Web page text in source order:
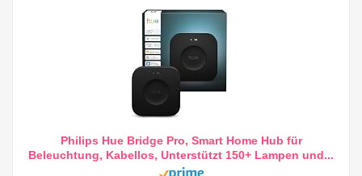
Philips Hue Bridge Pro, Smart Home Hub für
Beleuchtung, Kabellos, Unterstützt 150+ Lampen und...